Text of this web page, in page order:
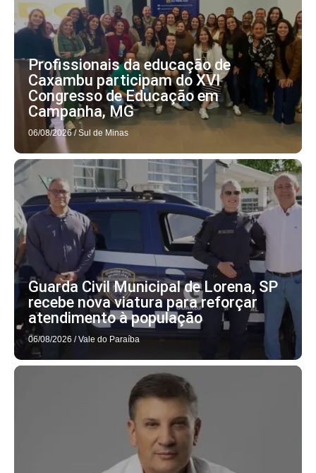
Profissionais da educação de
Caxambu participam do XVI
Congresso de Educação em
Campanha, MG
06/08/2026 / Sul de Minas
Guarda Civil Municipal de Lorena, SP
recebe nova viatura para reforçar
atendimento à população
06/08/2026 / Vale do Paraíba